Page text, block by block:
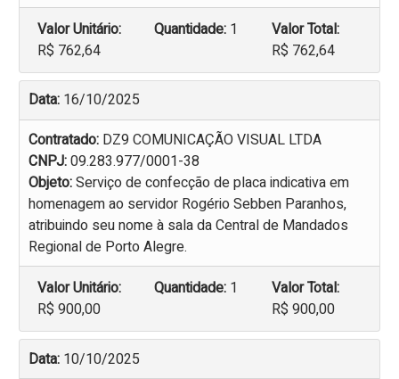
Valor Unitário:
R$ 762,64
Quantidade: 1
Valor Total:
R$ 762,64
Data: 16/10/2025
Contratado: DZ9 COMUNICAÇÃO VISUAL LTDA
CNPJ:09.283.977/0001-38
Objeto:Serviço de confecção de placa indicativa em
homenagem ao servidor Rogério Sebben Paranhos,
atribuindo seu nome à sala da Central de Mandados
Regional de Porto Alegre.
Valor Unitário:
R$ 900,00
Quantidade: 1
Valor Total:
R$ 900,00
Data: 10/10/2025